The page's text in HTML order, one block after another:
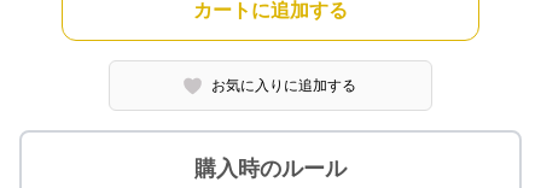
カートに追加する
お気に入りに追加する
購入時のルール